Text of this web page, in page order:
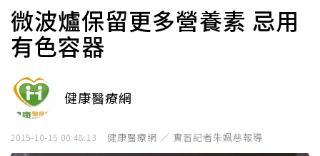
微波爐保留更多營養素 忌用
有色容器
健康醫療網
2015-10-15 00:48:13 健康醫療網 ／ 實習記者朱姵慈報導